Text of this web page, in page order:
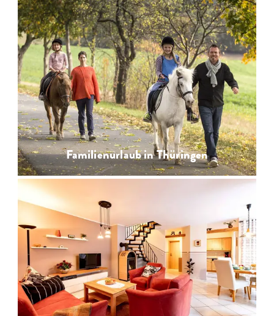
Gutshöfe, Rittergüter, Herrenhäuser
& Gutshäuser in Thüringen für
Landurlaub zu zweit oder mit der
Familie
Familienurlaub in Thüringen